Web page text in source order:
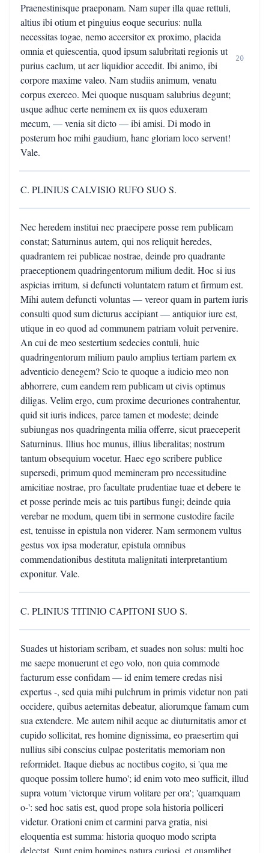
Praenestinisque praeponam. Nam super illa quae rettuli,
altius ibi otium et pinguius eoque securius: nulla
necessitas togae, nemo accersitor ex proximo, placida
omnia et quiescentia, quod ipsum salubritati regionis ut
purius caelum, ut aer liquidior accedit. Ibi animo, ibi
corpore maxime valeo. Nam studiis animum, venatu
corpus exerceo. Mei quoque nusquam salubrius degunt;
usque adhuc certe neminem ex iis quos eduxeram
mecum, — venia sit dicto — ibi amisi. Di modo in
posterum hoc mihi gaudium, hanc gloriam loco servent!
Vale.
20
C. PLINIUS CALVISIO RUFO SUO S.
Nec heredem institui nec praecipere posse rem publicam
constat; Saturninus autem, qui nos reliquit heredes,
quadrantem rei publicae nostrae, deinde pro quadrante
praeceptionem quadringentorum milium dedit. Hoc si ius
aspicias irritum, si defuncti voluntatem ratum et firmum est.
Mihi autem defuncti voluntas — vereor quam in partem iuris
consulti quod sum dicturus accipiant — antiquior iure est,
utique in eo quod ad communem patriam voluit pervenire.
An cui de meo sestertium sedecies contuli, huic
quadringentorum milium paulo amplius tertiam partem ex
adventicio denegem? Scio te quoque a iudicio meo non
abhorrere, cum eandem rem publicam ut civis optimus
diligas. Velim ergo, cum proxime decuriones contrahentur,
quid sit iuris indices, parce tamen et modeste; deinde
subiungas nos quadringenta milia offerre, sicut praeceperit
Saturninus. Illius hoc munus, illius liberalitas; nostrum
tantum obsequium vocetur. Haec ego scribere publice
supersedi, primum quod memineram pro necessitudine
amicitiae nostrae, pro facultate prudentiae tuae et debere te
et posse perinde meis ac tuis partibus fungi; deinde quia
verebar ne modum, quem tibi in sermone custodire facile
est, tenuisse in epistula non viderer. Nam sermonem vultus
gestus vox ipsa moderatur, epistula omnibus
commendationibus destituta malignitati interpretantium
exponitur. Vale.
C. PLINIUS TITINIO CAPITONI SUO S.
Suades ut historiam scribam, et suades non solus: multi hoc
me saepe monuerunt et ego volo, non quia commode
facturum esse confidam — id enim temere credas nisi
expertus -, sed quia mihi pulchrum in primis videtur non pati
occidere, quibus aeternitas debeatur, aliorumque famam cum
sua extendere. Me autem nihil aeque ac diuturnitatis amor et
cupido sollicitat, res homine dignissima, eo praesertim qui
nullius sibi conscius culpae posteritatis memoriam non
reformidet. Itaque diebus ac noctibus cogito, si 'qua me
quoque possim tollere humo'; id enim voto meo sufficit, illud
supra votum 'victorque virum volitare per ora'; 'quamquam
o-': sed hoc satis est, quod prope sola historia polliceri
videtur. Orationi enim et carmini parva gratia, nisi
eloquentia est summa: historia quoquo modo scripta
delectat. Sunt enim homines natura curiosi, et quamlibet